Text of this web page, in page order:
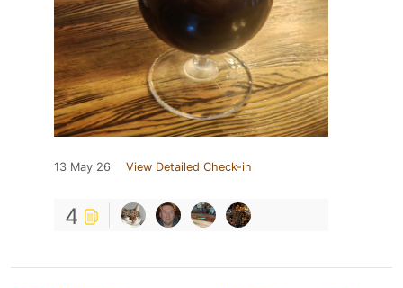
13 May 26 View Detailed Check-in
4